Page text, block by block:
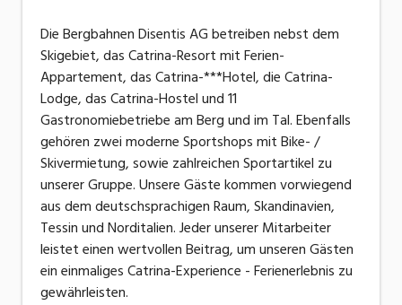
Mechanik, Elektronik, Optik, Textil (Fertigung)
Medizin, Gesundheitswesen, Pflege
Sicherheit, Rettung, Polizei, Zoll
Verkauf, Handel, Kundenberatung,
Aussendienst
Die Bergbahnen Disentis AG betreiben nebst dem
Skigebiet, das Catrina-Resort mit Ferien-
Appartement, das Catrina-***Hotel, die Catrina-
Lodge, das Catrina-Hostel und 11
Gastronomiebetriebe am Berg und im Tal. Ebenfalls
gehören zwei moderne Sportshops mit Bike- /
Skivermietung, sowie zahlreichen Sportartikel zu
unserer Gruppe. Unsere Gäste kommen vorwiegend
aus dem deutschsprachigen Raum, Skandinavien,
Tessin und Norditalien. Jeder unserer Mitarbeiter
leistet einen wertvollen Beitrag, um unseren Gästen
ein einmaliges Catrina-Experience - Ferienerlebnis zu
gewährleisten.